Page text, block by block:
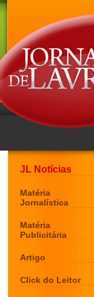
JL Notícias
Matéria
Jornalística
Matéria
Publicitária
Artigo
Click do Leitor